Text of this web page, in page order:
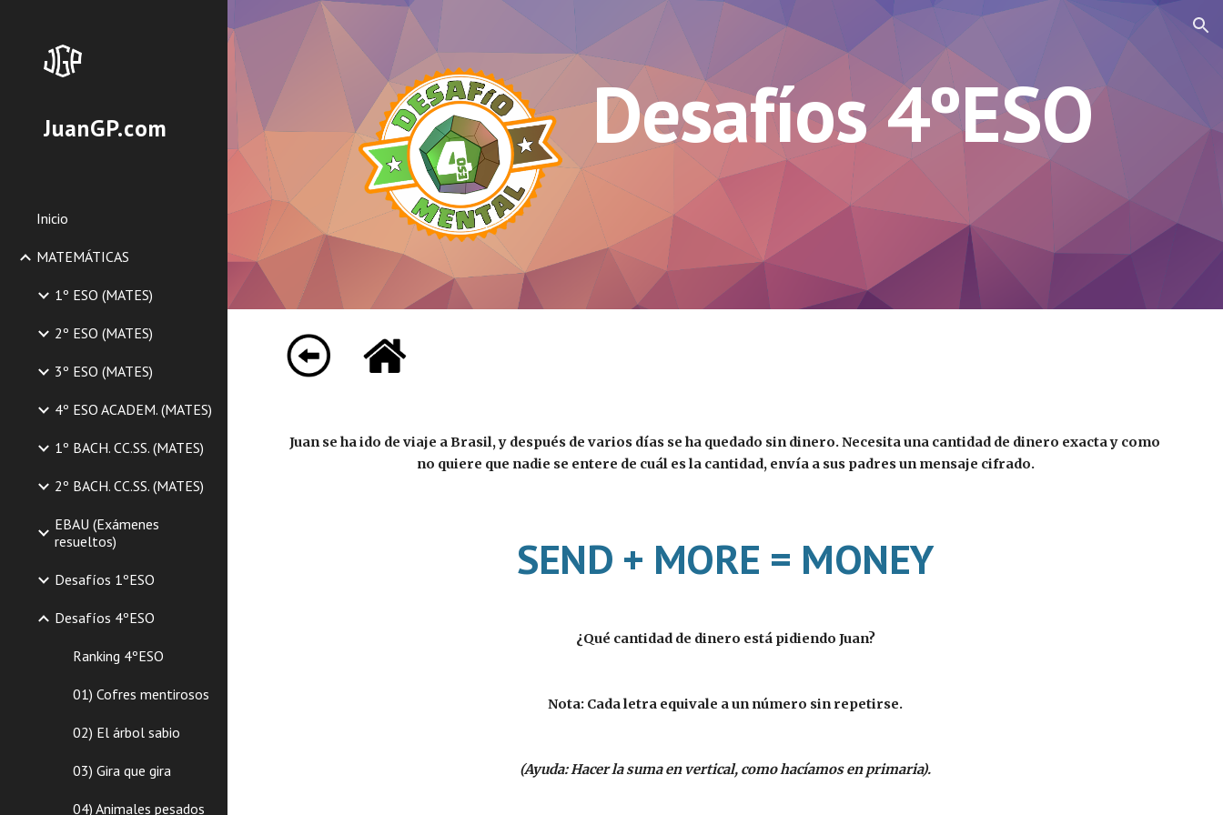
Skip to main content Skip to navigation
JuanGP.com
Inicio
MATEMÁTICAS
1º ESO (MATES)
2º ESO (MATES)
3º ESO (MATES)
4º ESO ACADEM. (MATES)
1º BACH. CC.SS. (MATES)
2º BACH. CC.SS. (MATES)
EBAU (Exámenes
resueltos)
Desafíos 1ºESO
Desafíos 4ºESO
Ranking 4ºESO
01) Cofres mentirosos
02) El árbol sabio
03) Gira que gira
04) Animales pesados
Desafíos 4ºESO
Juan se ha ido de viaje a Brasil, y después de varios días se ha quedado sin dinero. Necesita una cantidad de dinero exacta y como
no quiere que nadie se entere de cuál es la cantidad, envía a sus padres un mensaje cifrado.
SEND + MORE = MONEY
¿Qué cantidad de dinero está pidiendo Juan?
Nota: Cada letra equivale a un número sin repetirse.
(Ayuda: Hacer la suma en vertical, como hacíamos en primaria).